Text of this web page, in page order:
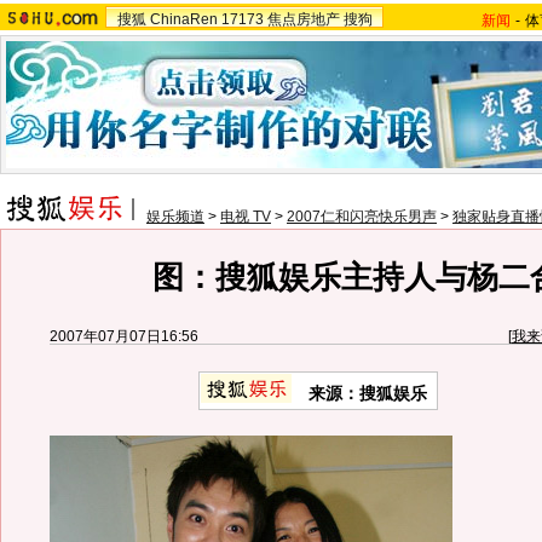
搜狐 ChinaRen 17173 焦点房地产 搜狗 新闻 -
娱乐频道 > 电视 TV > 2007仁和闪亮快乐男声 > 独家贴身直
图：搜狐娱乐主持人与杨二
2007年07月07日16:56 [我
来源：搜狐娱乐